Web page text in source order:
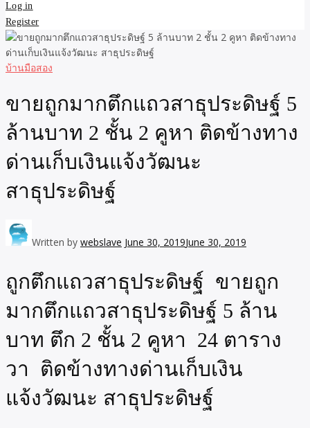
Log in
Register
บ้านมือสอง
ขายถูกมากตึกแถวสาธุประดิษฐ์ 5
ล้านบาท 2 ชั้น 2 คูหา ติดข้างทาง
ด่านเก็บเงินแจ้งวัฒนะ
สาธุประดิษฐ์
Written by webslave June 30, 2019June 30, 2019
ถูกตึกแถวสาธุประดิษฐ์ ขายถูก
มากตึกแถวสาธุประดิษฐ์ 5 ล้าน
บาท ตึก 2 ชั้น 2 คูหา 24 ตาราง
วา ติดข้างทางด่านเก็บเงิน
แจ้งวัฒนะ สาธุประดิษฐ์